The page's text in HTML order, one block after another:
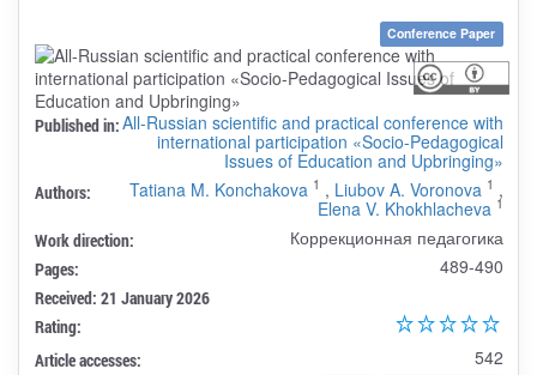
Conference Paper
Published in:All-Russian scientific and practical conference with
international participation «Socio-Pedagogical
Issues of Education and Upbringing»
Authors: Tatiana M. Konchakova 1 , Liubov A. Voronova 1 ,
Elena V. Khokhlacheva 1
Work direction: Коррекционная педагогика
Pages: 489-490
Received: 21 January 2026
Rating:
Article accesses:
542